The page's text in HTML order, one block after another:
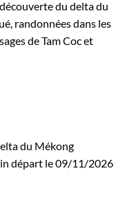
du delta du
randonnées dans les
de Tam Coc et
du Mékong
départ le 09/11/2026